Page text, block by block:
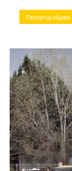
Прочитај објава